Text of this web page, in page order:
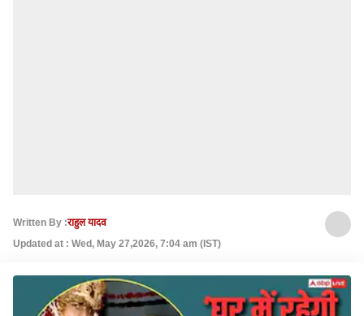
Written By :राहुल यादव
Updated at : Wed, May 27,2026, 7:04 am (IST)